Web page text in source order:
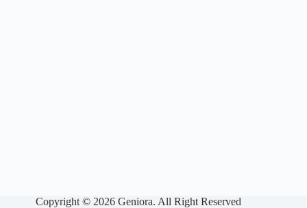
Copyright © 2026 Geniora. All Right Reserved